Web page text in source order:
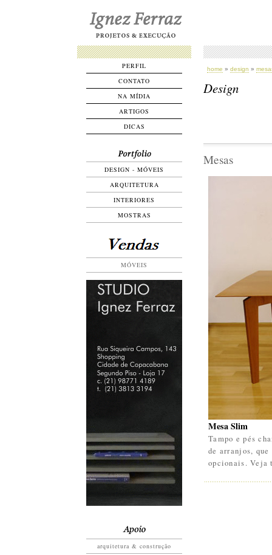
PERFIL
CONTATO
NA MÍDIA
ARTIGOS
DICAS
DESIGN - MÓVEIS
ARQUITETURA
INTERIORES
MOSTRAS
MÓVEIS
arquitetura & construção
home » design »
Design
Mesas
Mesa Slim
Tampo e pés
de arranjos,
opcionais. Veja